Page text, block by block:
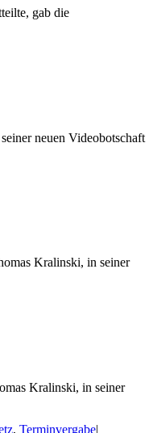
gab die
neuen Videobotschaft
Kralinski, in seiner
Kralinski, in seiner
, Terminvergabe|